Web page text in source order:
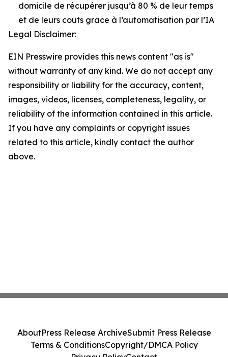
domicile de récupérer jusqu’à 80 % de leur temps
et de leurs coûts grâce à l’automatisation par l’IA
Legal Disclaimer:
EIN Presswire provides this news content "as is"
without warranty of any kind. We do not accept any
responsibility or liability for the accuracy, content,
images, videos, licenses, completeness, legality, or
reliability of the information contained in this article.
If you have any complaints or copyright issues
related to this article, kindly contact the author
above.
AboutPress Release ArchiveSubmit Press Release
Terms & ConditionsCopyright/DMCA Policy